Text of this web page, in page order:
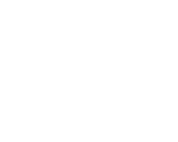
- Lindshammar - Teil des
Sie an Stora und Lilla Fly vorbei.